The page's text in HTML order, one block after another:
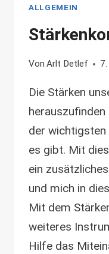
ALLGEMEIN
Von Arlt Detlef
Die Stärken
der wichtigsten
es gibt. Mit
ein
und mich in
Mit dem
weiteres
Hilfe das